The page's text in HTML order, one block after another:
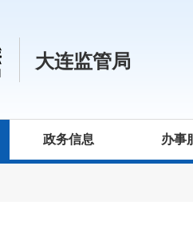
大连监管局
政务信息 办事